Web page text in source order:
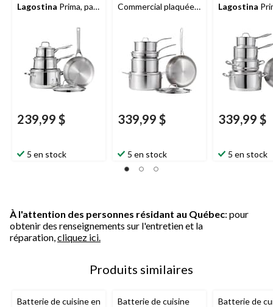
Lagostina Prima, paq.
239,99 $
5 en stock
Commercial plaquée à
339,99 $
5 en stock
Lagostina
339,99 $
5 en stock
À l'attention des personnes résidant au Québec: pour
obtenir des renseignements sur l'entretien et la
réparation, cliquez ici.
Produits similaires
Batterie de cuisine en
Batterie de cuisine
Batterie de